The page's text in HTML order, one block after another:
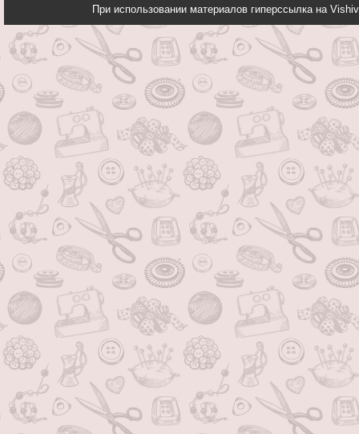
При использовании материалов гиперссылка на